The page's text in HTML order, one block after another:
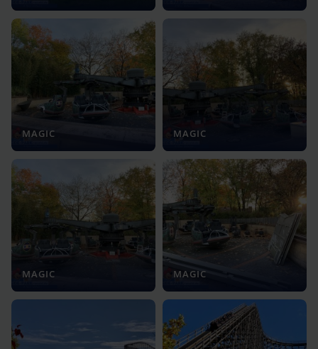
MAGIC MAGIC
MAGIC MAGIC